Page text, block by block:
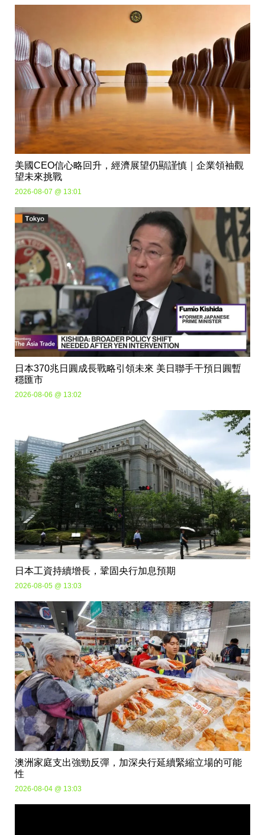
美國CEO信心略回升，經濟展望仍顯謹慎｜企業領袖觀
望未來挑戰
2026-08-07 @ 13:01
日本370兆日圓成長戰略引領未來 美日聯手干預日圓暫
穩匯市
2026-08-06 @ 13:02
日本工資持續增長，鞏固央行加息預期
2026-08-05 @ 13:03
澳洲家庭支出強勁反彈，加深央行延續緊縮立場的可能
性
2026-08-04 @ 13:03